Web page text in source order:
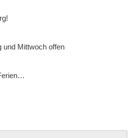
und Mittwoch offen